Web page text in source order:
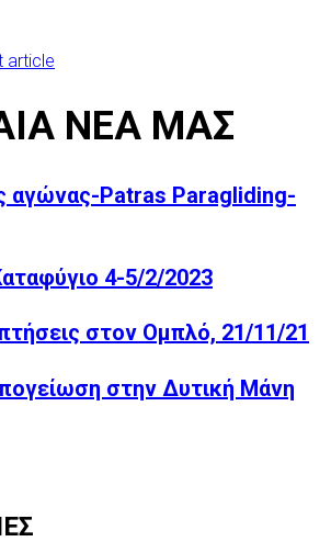
article
ΝΕΑ ΜΑΣ
αγώνας-Patras Paragliding-
4-5/2/2023
στον Ομπλό, 21/11/21
στην Δυτική Μάνη